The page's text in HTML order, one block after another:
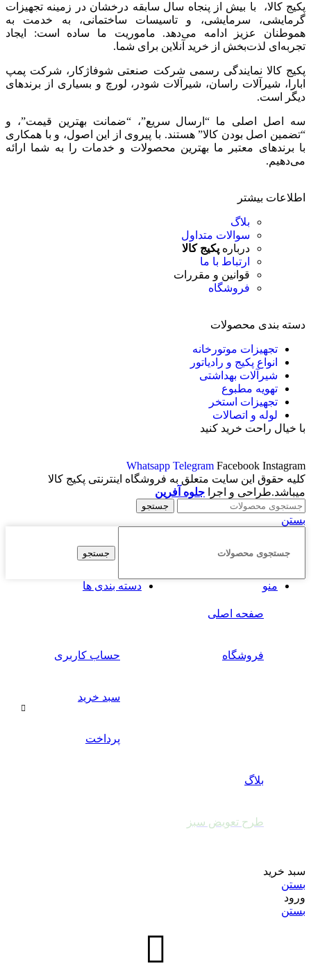
پکیج کالا، با بیش از پنجاه سال سابقه درخشان در زمینه تجهیزات
گرمایشی، سرمایشی، و تاسیسات ساختمانی، به خدمت به
هموطنان عزیز ادامه می‌دهد. ماموریت ما ساده است: ایجاد
تجربه‌ای لذت‌بخش از خرید آنلاین برای شما.
پکیج کالا نمایندگی رسمی شرکت صنعتی شوفاژکار، شرکت پمپ
ابارا، شیرآلات راسان، شیرآلات شودر، لورچ و بسیاری از برندهای
دیگر است.
سه اصل اصلی ما “ارسال سریع”، “ضمانت بهترین قیمت”، و
“تضمین اصل بودن کالا” هستند. با پیروی از این اصول، و با همکاری
با برندهای معتبر ما بهترین محصولات و خدمات را به شما ارائه
می‌دهیم.
اطلاعات بیشتر
بلاگ
سوالات متداول
درباره پکیج کالا
ارتباط با ما
قوانین و مقررات
فروشگاه
دسته بندی محصولات
تجهیزات موتورخانه
انواع پکیج و رادیاتور
شیرآلات بهداشتی
تهویه مطبوع
تجهیزات استخر
لوله و اتصالات
با خیال راحت خرید کنید
Whatsapp Telegram Facebook Instagram
کلیه حقوق این سایت متعلق به فروشگاه اینترنتی پکیج کالا
میباشد.طراحی و اجرا جلوه آفرین
جستجو
بستن
جستجو
منو دسته بندی ها
صفحه اصلی
فروشگاه حساب کاربری
سبد خرید
پرداخت
بلاگ
طرح تعویض سبز
سبد خرید
بستن
ورود
بستن